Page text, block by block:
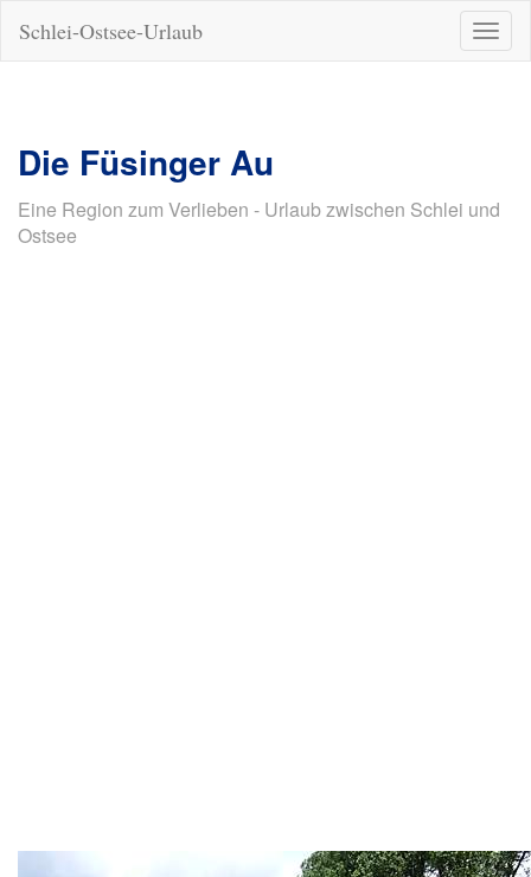
ein-/
Schlei-Ostsee-Urlaub
Die Füsinger Au
Eine Region zum Verlieben - Urlaub zwischen Schlei und
Ostsee